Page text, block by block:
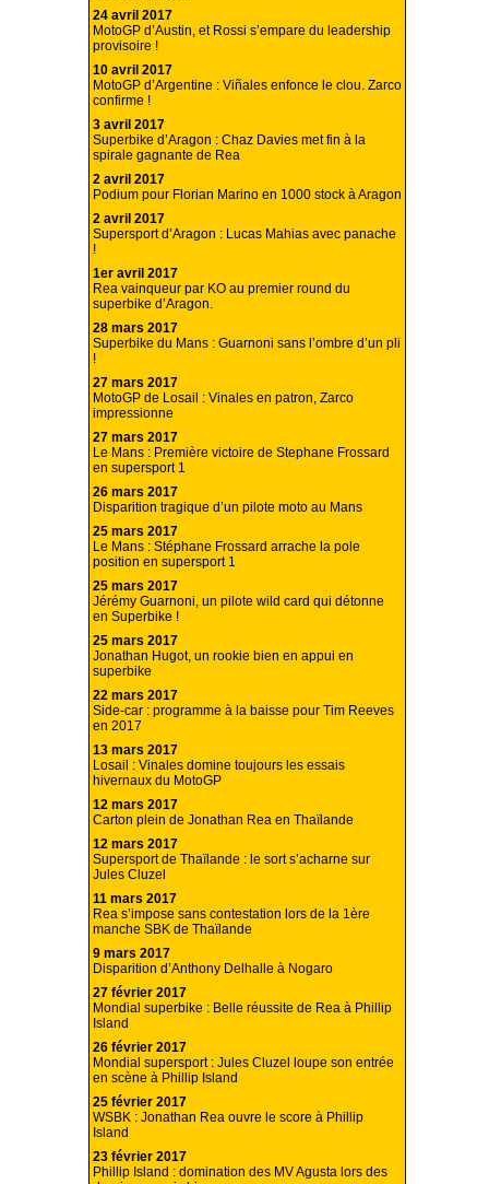
24 avril 2017
MotoGP d’Austin, et Rossi s’empare du leadership
provisoire !
10 avril 2017
MotoGP d’Argentine : Viñales enfonce le clou. Zarco
confirme !
3 avril 2017
Superbike d’Aragon : Chaz Davies met fin à la
spirale gagnante de Rea
2 avril 2017
Podium pour Florian Marino en 1000 stock à Aragon
2 avril 2017
Supersport d’Aragon : Lucas Mahias avec panache
!
1er avril 2017
Rea vainqueur par KO au premier round du
superbike d’Aragon.
28 mars 2017
Superbike du Mans : Guarnoni sans l’ombre d’un pli
!
27 mars 2017
MotoGP de Losail : Vinales en patron, Zarco
impressionne
27 mars 2017
Le Mans : Première victoire de Stephane Frossard
en supersport 1
26 mars 2017
Disparition tragique d’un pilote moto au Mans
25 mars 2017
Le Mans : Stéphane Frossard arrache la pole
position en supersport 1
25 mars 2017
Jérémy Guarnoni, un pilote wild card qui détonne
en Superbike !
25 mars 2017
Jonathan Hugot, un rookie bien en appui en
superbike
22 mars 2017
Side-car : programme à la baisse pour Tim Reeves
en 2017
13 mars 2017
Losail : Vinales domine toujours les essais
hivernaux du MotoGP
12 mars 2017
Carton plein de Jonathan Rea en Thaïlande
12 mars 2017
Supersport de Thaïlande : le sort s’acharne sur
Jules Cluzel
11 mars 2017
Rea s’impose sans contestation lors de la 1ère
manche SBK de Thaïlande
9 mars 2017
Disparition d’Anthony Delhalle à Nogaro
27 février 2017
Mondial superbike : Belle réussite de Rea à Phillip
Island
26 février 2017
Mondial supersport : Jules Cluzel loupe son entrée
en scène à Phillip Island
25 février 2017
WSBK : Jonathan Rea ouvre le score à Phillip
Island
23 février 2017
Phillip Island : domination des MV Agusta lors des